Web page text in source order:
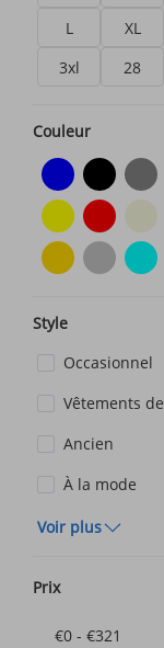
L
XL
3xl
28
Couleur
Style
Occasionnel
Vêtements
Ancien
À la mode
Voir plus
Prix
€0 - €321